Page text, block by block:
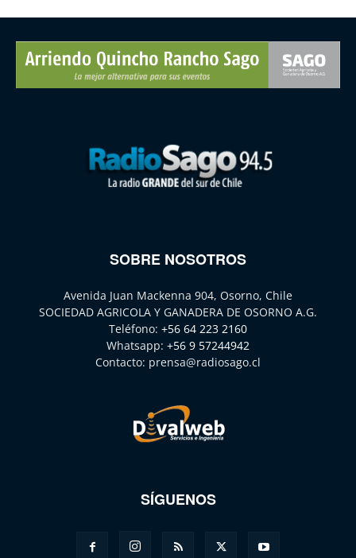
SOBRE NOSOTROS
Avenida Juan Mackenna 904, Osorno, Chile
SOCIEDAD AGRICOLA Y GANADERA DE OSORNO A.G.
Teléfono: +56 64 223 2160
Whatsapp: +56 9 57244942
Contacto: prensa@radiosago.cl
SÍGUENOS